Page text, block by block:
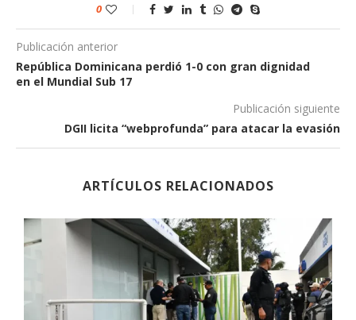
0
Publicación anterior
República Dominicana perdió 1-0 con gran dignidad
en el Mundial Sub 17
Publicación siguiente
DGII licita “webprofunda” para atacar la evasión
ARTÍCULOS RELACIONADOS